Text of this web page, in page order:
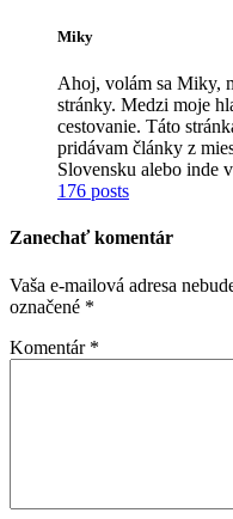
Miky
Ahoj, volám sa Miky,
stránky. Medzi moje
cestovanie. Táto
pridávam články z
Slovensku alebo inde
176 posts
Zanechať komentár
Vaša e-mailová adresa
označené *
Komentár *